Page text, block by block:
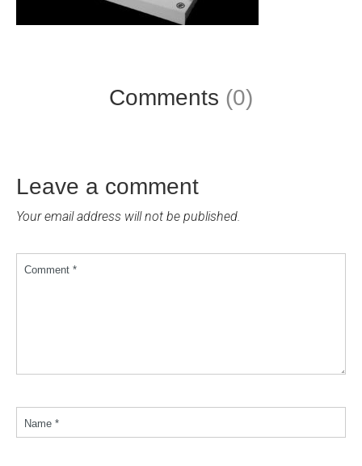
Comments (0)
Leave a comment
Your email address will not be published.
Comment *
Name *